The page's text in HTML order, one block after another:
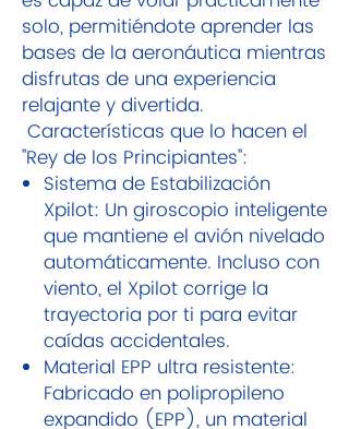
solo, permitiéndote aprender las
bases de la aeronáutica mientras
disfrutas de una experiencia
relajante y divertida.
Características que lo hacen el
"Rey de los Principiantes":
Sistema de Estabilización
Xpilot: Un giroscopio inteligente
que mantiene el avión nivelado
automáticamente. Incluso con
viento, el Xpilot corrige la
trayectoria por ti para evitar
caídas accidentales.
Material EPP ultra resistente:
Fabricado en polipropileno
expandido (EPP), un material